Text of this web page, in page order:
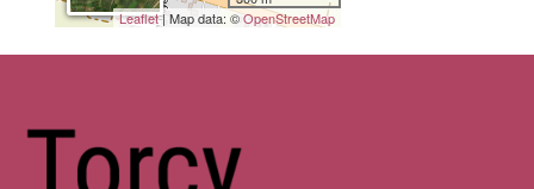
Leaflet| Map data: ©OpenStreetMap